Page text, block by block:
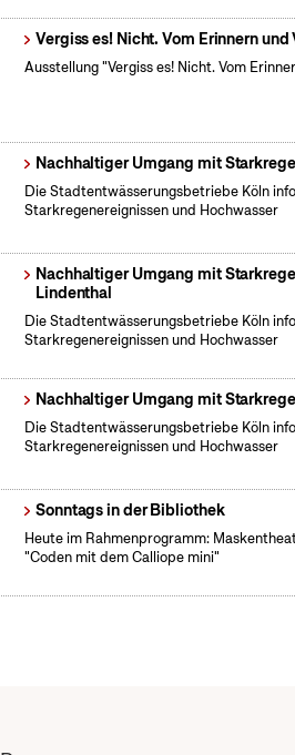
Vergiss es! Nicht. Vom Erinnern
Ausstellung "Vergiss es! Nicht. Vom
Nachhaltiger Umgang mit
Die Stadtentwässerungsbetriebe Köln
Starkregenereignissen und Hochwasser
Nachhaltiger Umgang mit
Lindenthal
Die Stadtentwässerungsbetriebe Köln
Starkregenereignissen und Hochwasser
Nachhaltiger Umgang mit
Die Stadtentwässerungsbetriebe Köln
Starkregenereignissen und Hochwasser
Sonntags in der Bibliothek
Heute im Rahmenprogramm:
"Coden mit dem Calliope mini"